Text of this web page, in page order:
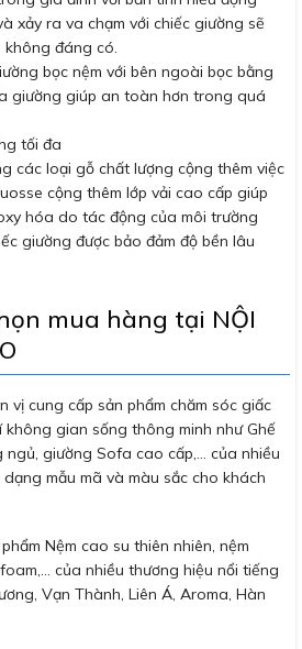
xảy ra va chạm với chiếc giường sẽ
đáng có.
bọc nệm với bên ngoài bọc bằng
giường giúp an toàn hơn trong quá
tối đa
các loại gỗ chất lượng cộng thêm việc
cộng thêm lớp vải cao cấp giúp
hóa do tác động của môi trường
giường được bảo đảm độ bền lâu
mua hàng tại NỘI
vị cung cấp sản phẩm chăm sóc giấc
gian sống thông minh như Ghế
giường Sofa cao cấp,… của nhiều
mẫu mã và màu sắc cho khách
Nệm cao su thiên nhiên, nệm
của nhiều thương hiệu nổi tiếng
Vạn Thành, Liên Á, Aroma, Hàn